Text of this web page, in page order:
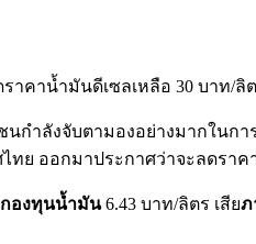
าน้ำมันดีเซลเหลือ 30 บาท/ลิ
ชนกำลังจับตามองอย่างมากใน
ไทย ออกมาประกาศว่าจะลดร
กองทุนน้ำมัน6.43 บาท/ลิตร เสียภ